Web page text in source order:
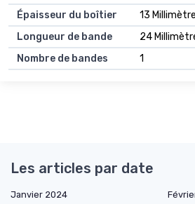
Épaisseur du boîtier
13
Longueur de bande
24
Nombre de bandes
1
Les articles par date
Janvier 2024